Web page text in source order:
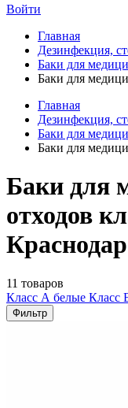
Войти
Главная
Дезинфекция,
Баки для
Баки для
Главная
Дезинфекция,
Баки для
Баки для
Баки для
отходов
11 товаров
Класс А белые Класс
Фильтр